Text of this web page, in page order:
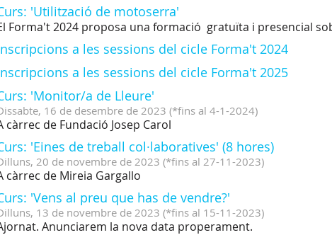
'Utilització de motoserra'
Forma't 2024 proposa una formació gratuïta i presencial
a les sessions del cicle Forma't 2024
a les sessions del cicle Forma't 2025
'Monitor/a de Lleure'
16 de desembre de 2023 (*fins al 4-1-2024)
càrrec de Fundació Josep Carol
'Eines de treball col·laboratives' (8 hores)
20 de novembre de 2023 (*fins al 27-11-2023)
càrrec de Mireia Gargallo
'Vens al preu que has de vendre?'
13 de novembre de 2023 (*fins al 15-11-2023)
Anunciarem la nova data properament.